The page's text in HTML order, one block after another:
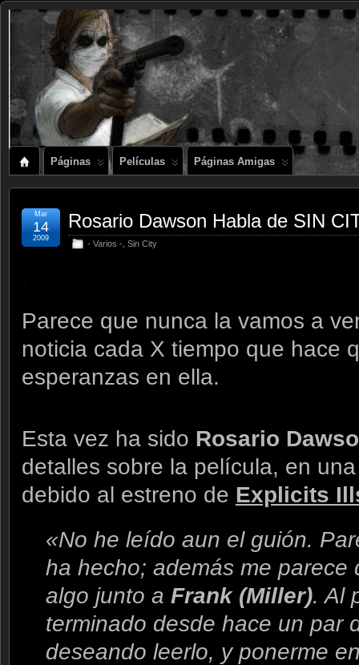
Páginas Películas Páginas Amigas
Rosario Dawson Habla de SIN
- Varios - Sin City
Mar
14
2009
Parece que nunca la vamos a
noticia cada X tiempo que hace
esperanzas en ella.
Esta vez ha sido Rosario
detalles sobre la película, en
debido al estreno de Explicits
«No he leído aun el guión.
ha hecho; además me parece
algo junto a Frank (Miller). Al
terminado desde hace un par
deseando leerlo, y ponerme